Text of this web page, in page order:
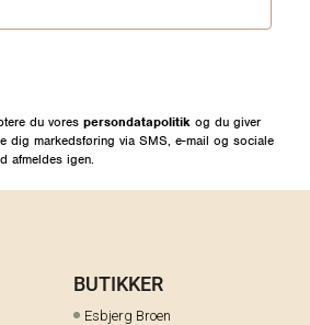
du vores persondatapolitik og du giver
dig markedsføring via SMS, e-mail og sociale
afmeldes igen.
BUTIKKER
Esbjerg Broen